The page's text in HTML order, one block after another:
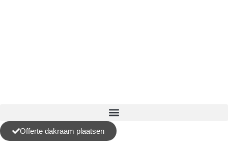
Offerte dakraam plaatsen